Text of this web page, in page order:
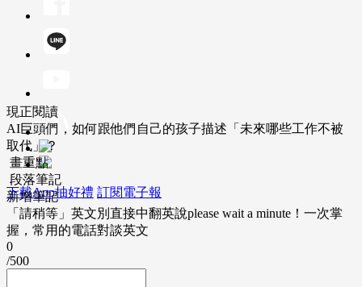
下載App抽好禮 訂閱電子報
現正閱讀
AI巨頭們，如何跟他們自己的孩子描述「未來哪些工作不被
取代」？
畫重點
段落筆記
新增筆記
「請稍等」英文別直接中翻英說please wait a minute！一次掌
握，常用的電話對談英文
0
/500